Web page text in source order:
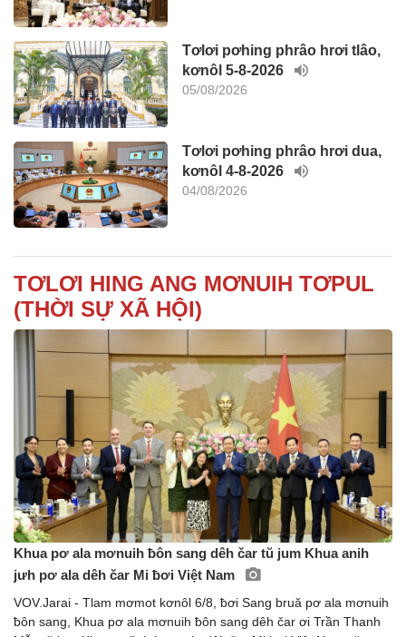
Tơlơi pơhing phrâo hrơi tlâo,
kơnôl 5-8-2026
05/08/2026
Tơlơi pơhing phrâo hrơi dua,
kơnôl 4-8-2026
04/08/2026
TƠLƠI HING ANG MƠNUIH TƠPUL
(THỜI SỰ XÃ HỘI)
Khua pơ ala mơnuih ƀôn sang dêh čar tŭ jum Khua anih
jưh pơ ala dêh čar Mi ƀơi Việt Nam
VOV.Jarai - Tlam mơmot kơnôl 6/8, ƀơi Sang bruă pơ ala mơnuih
ƀôn sang, Khua pơ ala mơnuih ƀôn sang dêh čar ơi Trần Thanh